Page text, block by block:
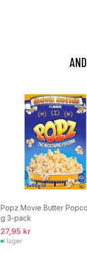
Popz Movie Butter
g 3-pack
27,95 kr
I lager